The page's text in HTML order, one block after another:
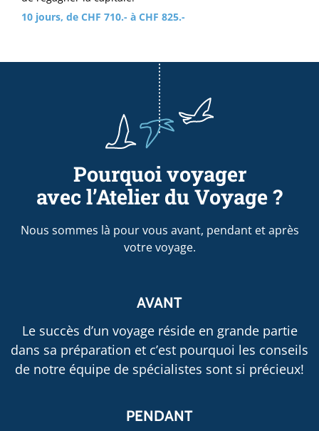
10 jours, de CHF 710.- à CHF 825.-
Pourquoi voyager
avec l’Atelier du Voyage ?
Nous sommes là pour vous avant, pendant et après
votre voyage.
AVANT
Le succès d’un voyage réside en grande partie
dans sa préparation et c’est pourquoi les conseils
de notre équipe de spécialistes sont si précieux!
PENDANT